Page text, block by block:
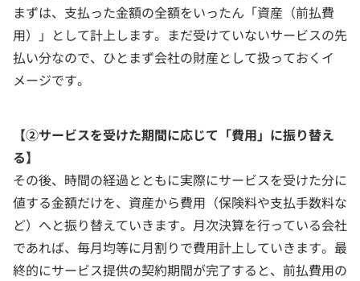
まずは、支払った金額の全額をいったん「資産（前払費
用）」として計上します。まだ受けていないサービスの先
払い分なので、ひとまず会社の財産として扱っておくイ
メージです。
【②サービスを受けた期間に応じて「費用」に振り替え
る】
その後、時間の経過とともに実際にサービスを受けた分に
値する金額だけを、資産から費用（保険料や支払手数料な
ど）へと振り替えていきます。月次決算を行っている会社
であれば、毎月均等に月割りで費用計上していきます。最
終的にサービス提供の契約期間が完了すると、前払費用の